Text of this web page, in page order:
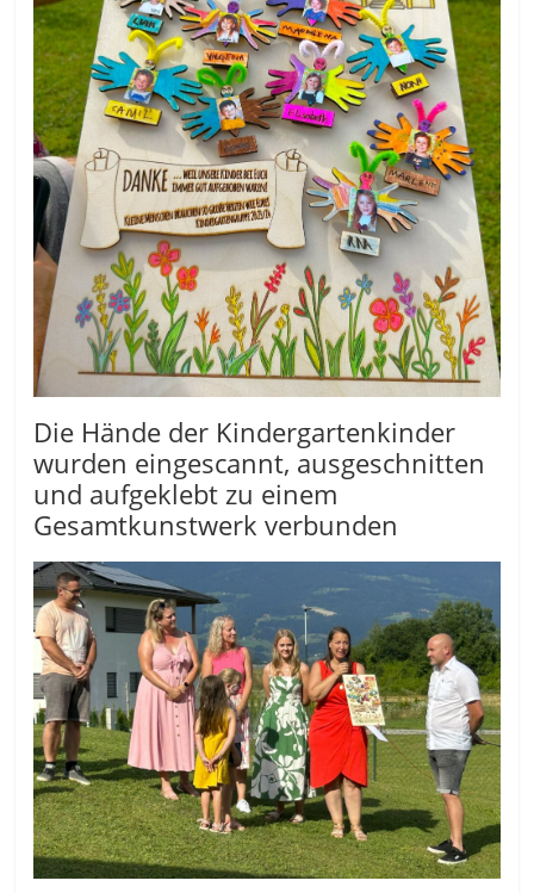
Die Hände der Kindergartenkinder
wurden eingescannt, ausgeschnitten
und aufgeklebt zu einem
Gesamtkunstwerk verbunden